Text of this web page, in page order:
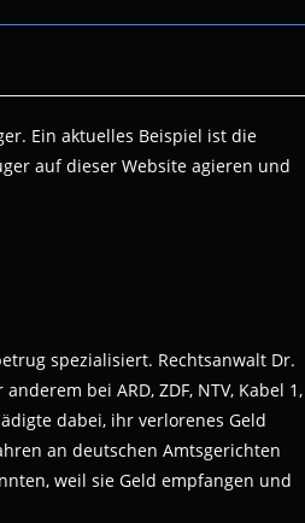
Ein aktuelles Beispiel ist die
auf dieser Website agieren und
spezialisiert. Rechtsanwalt Dr.
bei ARD, ZDF, NTV, Kabel 1,
dabei, ihr verlorenes Geld
an deutschen Amtsgerichten
weil sie Geld empfangen und